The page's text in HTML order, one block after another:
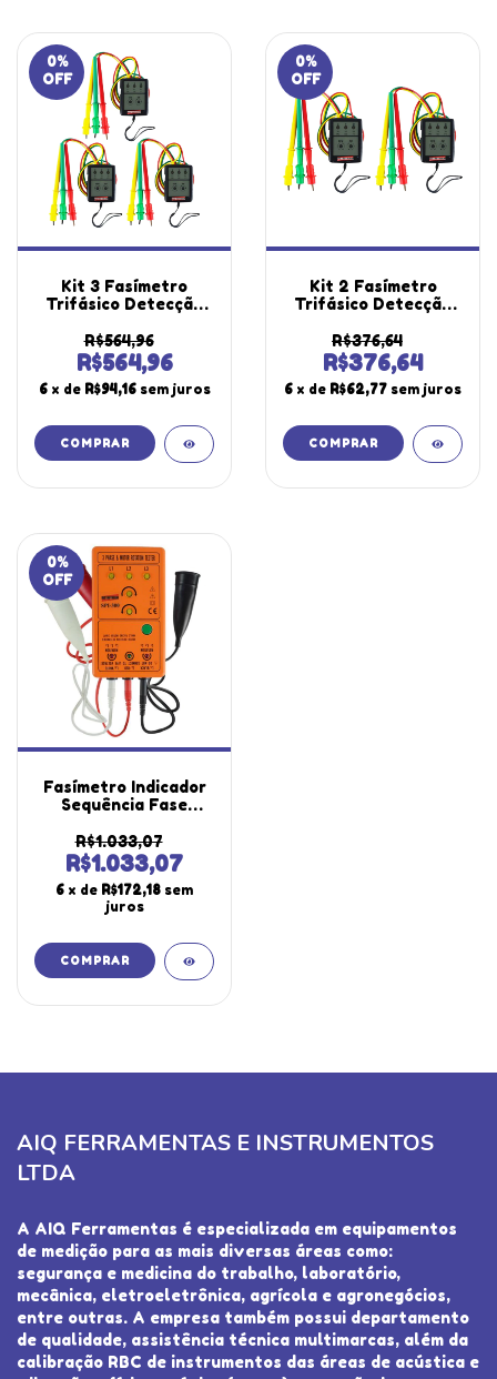
0%
OFF
Kit 3 Fasímetro
Trifásico Detecção
Rotação Pontas
Prova Spi-500
Portátil Instrutherm
Com Estojo
R$564,96
R$564,96
6 x de R$94,16 sem juros
0%
OFF
Kit 2 Fasímetro
Trifásico Detecção
Rotação Pontas
Prova Spi-500
Portátil Instrutherm
Com Estojo
R$376,64
R$376,64
6 x de R$62,77 sem juros
0%
OFF
Fasímetro Indicador
Sequência Fase
Tensão Spi-300
Portátil Instrutherm
R$1.033,07
R$1.033,07
6 x de R$172,18 sem
juros
AIQ FERRAMENTAS E INSTRUMENTOS
LTDA
A AIQ Ferramentas é especializada em equipamentos
de medição para as mais diversas áreas como:
segurança e medicina do trabalho, laboratório,
mecânica, eletroeletrônica, agrícola e agronegócios,
entre outras. A empresa também possui departamento
de qualidade, assistência técnica multimarcas, além da
calibração RBC de instrumentos das áreas de acústica e